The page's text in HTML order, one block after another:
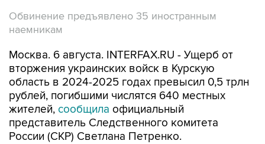
Обвинение предъявлено 35 иностранным
наемникам
Москва. 6 августа. INTERFAX.RU - Ущерб от
вторжения украинских войск в Курскую
область в 2024-2025 годах превысил 0,5 трлн
рублей, погибшими числятся 640 местных
жителей, сообщила официальный
представитель Следственного комитета
России (СКР) Светлана Петренко.